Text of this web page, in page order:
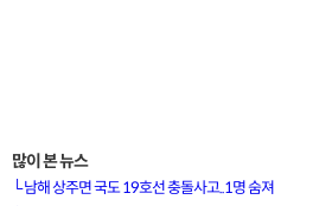
많이 본 뉴스
└남해 상주면 국도 19호선 충돌사고..1명 숨져